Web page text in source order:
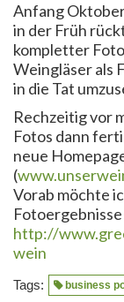
Anfang
in der Früh
kompletter
Weingläser als
in die Tat
Rechzeitig vor
Fotos dann
neue
(
Vorab möchte
http://
wein
Tags: business